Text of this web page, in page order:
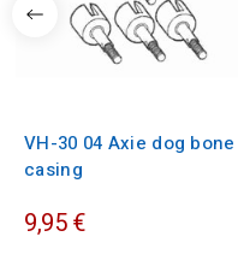
VH-30 04 Axie dog bone
casing
9,95 €